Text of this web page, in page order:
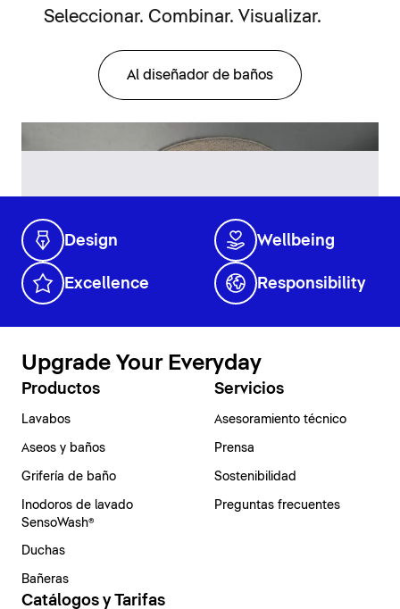
Seleccionar. Combinar. Visualizar.
Al diseñador de baños
Design Wellbeing
Excellence Responsibility
Upgrade Your Everyday
Productos
Lavabos
Aseos y baños
Grifería de baño
Inodoros de lavado
SensoWash®
Duchas
Bañeras
Servicios
Asesoramiento técnico
Prensa
Sostenibilidad
Preguntas frecuentes
Catálogos y Tarifas